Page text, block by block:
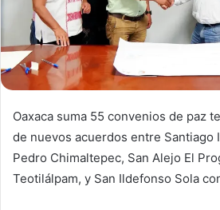
Oaxaca suma 55 convenios de paz
de nuevos acuerdos entre Santiago
Pedro Chimaltepec, San Alejo El
Teotilálpam, y San Ildefonso Sola